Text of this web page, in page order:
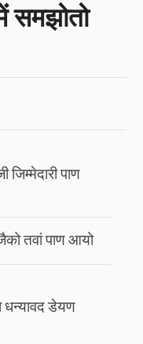
समझोतो
जिम्मेदारी पाण
तवां पाण आयो
धन्यावद डेयण